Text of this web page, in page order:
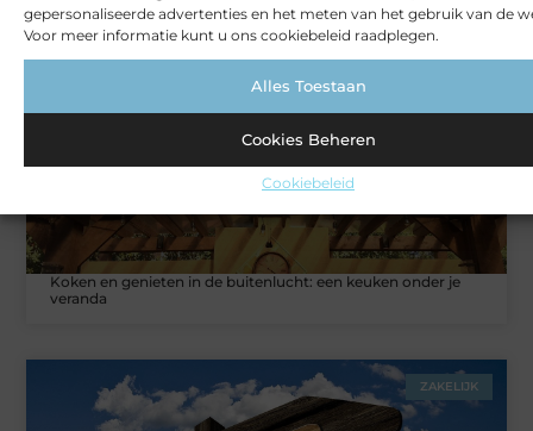
gepersonaliseerde advertenties en het meten van het gebruik van de
Voor meer informatie kunt u ons cookiebeleid raadplegen.
Alles Toestaan
Cookies Beheren
Cookiebeleid
VERBOUWEN
Koken en genieten in de buitenlucht: een keuken onder je
veranda
ZAKELIJK